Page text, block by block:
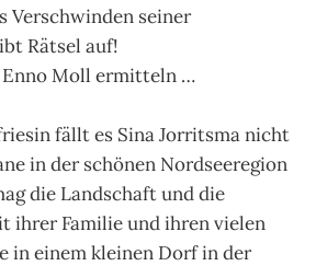
Verschwinden seiner
Rätsel auf!
Enno Moll ermitteln …
fällt es Sina Jorritsma nicht
in der schönen Nordseeregion
die Landschaft und die
ihrer Familie und ihren vielen
in einem kleinen Dorf in der